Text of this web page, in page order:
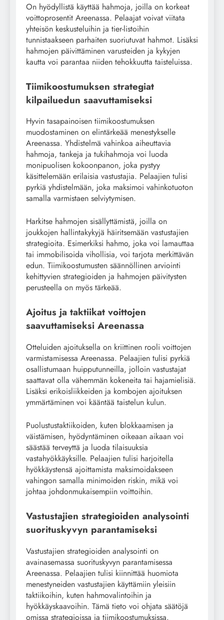
On hyödyllistä käyttää hahmoja, joilla on korkeat
voittoprosentit Areenassa. Pelaajat voivat viitata
yhteisön keskusteluihin ja tier-listoihin
tunnistaakseen parhaiten suoriutuvat hahmot. Lisäksi
hahmojen päivittäminen varusteiden ja kykyjen
kautta voi parantaa niiden tehokkuutta taisteluissa.
Tiimikoostumuksen strategiat
kilpailuedun saavuttamiseksi
Hyvin tasapainoisen tiimikoostumuksen
muodostaminen on elintärkeää menestykselle
Areenassa. Yhdistelmä vahinkoa aiheuttavia
hahmoja, tankeja ja tukihahmoja voi luoda
monipuolisen kokoonpanon, joka pystyy
käsittelemään erilaisia vastustajia. Pelaajien tulisi
pyrkiä yhdistelmään, joka maksimoi vahinkotuoton
samalla varmistaen selviytymisen.
Harkitse hahmojen sisällyttämistä, joilla on
joukkojen hallintakykyjä häiritsemään vastustajien
strategioita. Esimerkiksi hahmo, joka voi lamauttaa
tai immobilisoida vihollisia, voi tarjota merkittävän
edun. Tiimikoostumusten säännöllinen arviointi
kehittyvien strategioiden ja hahmojen päivitysten
perusteella on myös tärkeää.
Ajoitus ja taktiikat voittojen
saavuttamiseksi Areenassa
Otteluiden ajoituksella on kriittinen rooli voittojen
varmistamisessa Areenassa. Pelaajien tulisi pyrkiä
osallistumaan huipputunneilla, jolloin vastustajat
saattavat olla vähemmän kokeneita tai hajamielisiä.
Lisäksi erikoisliikkeiden ja kombojen ajoituksen
ymmärtäminen voi kääntää taistelun kulun.
Puolustustaktiikoiden, kuten blokkaamisen ja
väistämisen, hyödyntäminen oikeaan aikaan voi
säästää terveyttä ja luoda tilaisuuksia
vastahyökkäyksille. Pelaajien tulisi harjoitella
hyökkäystensä ajoittamista maksimoidakseen
vahingon samalla minimoiden riskin, mikä voi
johtaa johdonmukaisempiin voittoihin.
Vastustajien strategioiden analysointi
suorituskyvyn parantamiseksi
Vastustajien strategioiden analysointi on
avainasemassa suorituskyvyn parantamisessa
Areenassa. Pelaajien tulisi kiinnittää huomiota
menestyneiden vastustajien käyttämiin yleisiin
taktiikoihin, kuten hahmovalintoihin ja
hyökkäyskaavoihin. Tämä tieto voi ohjata säätöjä
omissa strategioissa ja tiimikoostumuksissa.